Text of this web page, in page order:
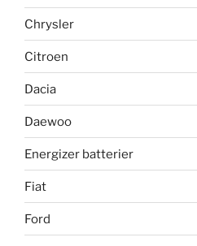
Chrysler
Citroen
Dacia
Daewoo
Energizer batterier
Fiat
Ford